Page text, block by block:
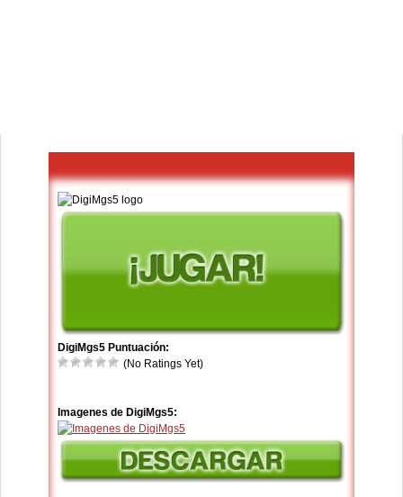
DigiMgs5 Puntuación:
(No Ratings Yet)
Imagenes de DigiMgs5: